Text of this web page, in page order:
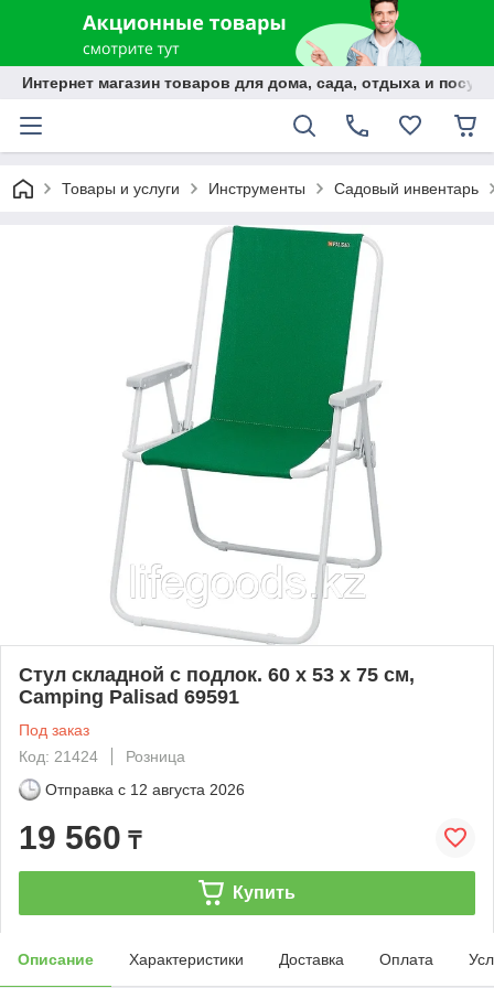
Интернет магазин товаров для дома, сада, отдыха и
Товары и услуги Инструменты Садовый инвентарь
Стул складной с подлок. 60 х 53 х 75 см,
Camping Palisad 69591
Под заказ
Код: 21424
Розница
Отправка с 12 августа 2026
19 560 ₸
Купить
Описание Характеристики Доставка Оплата